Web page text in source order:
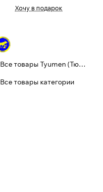
Хочу в подарок
Все товары Tyumen (Тюмень)
Все товары категории